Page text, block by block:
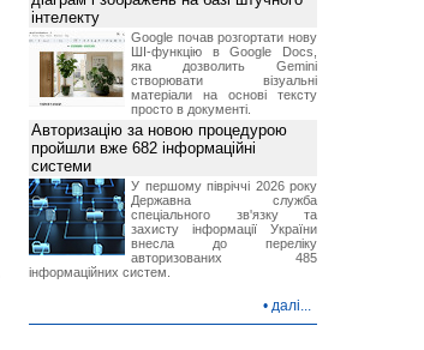
інтелекту
Google почав розгортати нову
ШІ-функцію в Google Docs,
яка дозволить Gemini
створювати візуальні
матеріали на основі тексту
просто в документі.
Авторизацію за новою процедурою
пройшли вже 682 інформаційні
системи
У першому півріччі 2026 року
Державна служба
спеціального зв'язку та
захисту інформації України
внесла до переліку
авторизованих 485
інформаційних систем.
• далі...